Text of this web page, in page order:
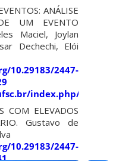
ANÁLISE
UM EVENTO
Maciel, Joylan
Dechechi, Elói
2447-
index.php/
COM ELEVADOS
Gustavo de
10.29183/2447-